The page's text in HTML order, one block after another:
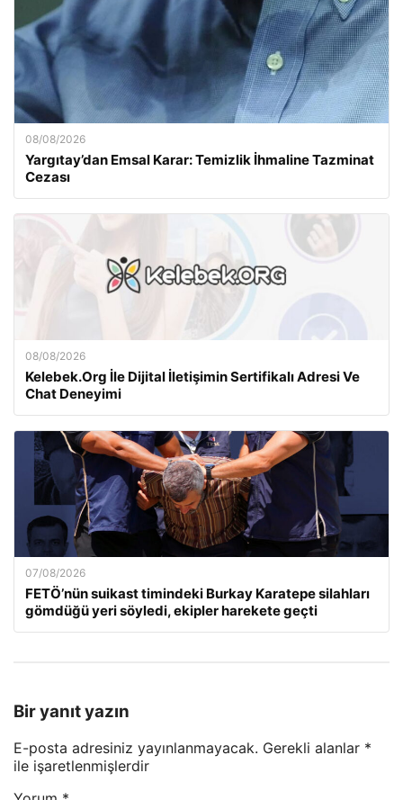
08/08/2026
Yargıtay’dan Emsal Karar: Temizlik İhmaline Tazminat
Cezası
08/08/2026
Kelebek.Org İle Dijital İletişimin Sertifikalı Adresi Ve
Chat Deneyimi
07/08/2026
FETÖ’nün suikast timindeki Burkay Karatepe silahları
gömdüğü yeri söyledi, ekipler harekete geçti
Bir yanıt yazın
E-posta adresiniz yayınlanmayacak. Gerekli alanlar *
ile işaretlenmişlerdir